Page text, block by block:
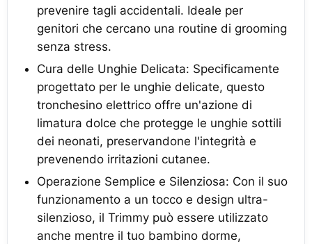
prevenire tagli accidentali. Ideale per
genitori che cercano una routine di grooming
senza stress.
Cura delle Unghie Delicata: Specificamente
progettato per le unghie delicate, questo
tronchesino elettrico offre un'azione di
limatura dolce che protegge le unghie sottili
dei neonati, preservandone l'integrità e
prevenendo irritazioni cutanee.
Operazione Semplice e Silenziosa: Con il suo
funzionamento a un tocco e design ultra-
silenzioso, il Trimmy può essere utilizzato
anche mentre il tuo bambino dorme,